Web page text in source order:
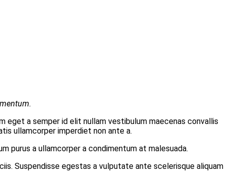
a semper id elit nullam vestibulum maecenas convallis
ullamcorper imperdiet non ante a.
purus a ullamcorper a condimentum at malesuada.
Suspendisse egestas a vulputate ante scelerisque aliquam